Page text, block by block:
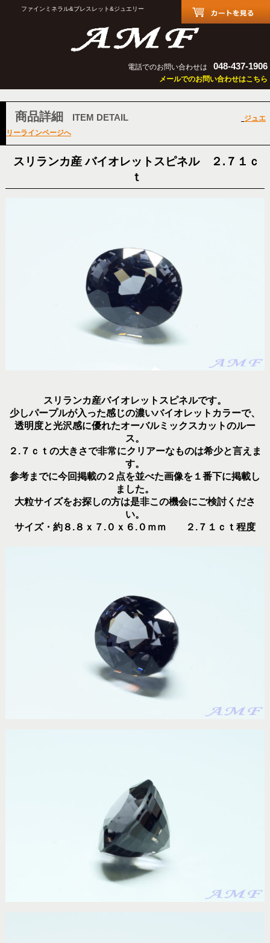
ファインミネラル&ブレスレット&ジュエリー
電話でのお問い合わせは 048-437-1906
メールでのお問い合わせはこちら
商品詳細 ITEM DETAIL
ジュエ
リーラインページへ
スリランカ産 バイオレットスピネル ２.７１ｃ
ｔ
スリランカ産バイオレットスピネルです。
少しパープルが入った感じの濃いバイオレットカラーで、
透明度と光沢感に優れたオーバルミックスカットのルー
ス。
２.７ｃｔの大きさで非常にクリアーなものは希少と言えま
す。
参考までに今回掲載の２点を並べた画像を１番下に掲載し
ました。
大粒サイズをお探しの方は是非この機会にご検討くださ
い。
サイズ・約８.８ｘ７.０ｘ６.０ｍｍ ２.７１ｃｔ程度